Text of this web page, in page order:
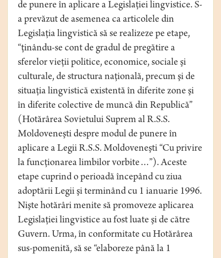
de punere în aplicare a Legislaţiei lingvistice. S-
a prevăzut de asemenea ca articolele din
Legislaţia lingvistică să se realizeze pe etape,
“ţinându-se cont de gradul de pregătire a
sferelor vieţii politice, economice, sociale şi
culturale, de structura naţională, precum şi de
situaţia lingvistică existentă în diferite zone şi
în diferite colective de muncă din Republică”
(Hotărârea Sovietului Suprem al R.S.S.
Moldoveneşti despre modul de punere în
aplicare a Legii R.S.S. Moldoveneşti “Cu privire
la funcţionarea limbilor vorbite…”). Aceste
etape cuprind o perioadă începând cu ziua
adoptării Legii şi terminând cu 1 ianuarie 1996.
Nişte hotărâri menite să promoveze aplicarea
Legislaţiei lingvistice au fost luate şi de către
Guvern. Urma, în conformitate cu Hotărârea
sus-pomenită, să se “elaboreze până la 1